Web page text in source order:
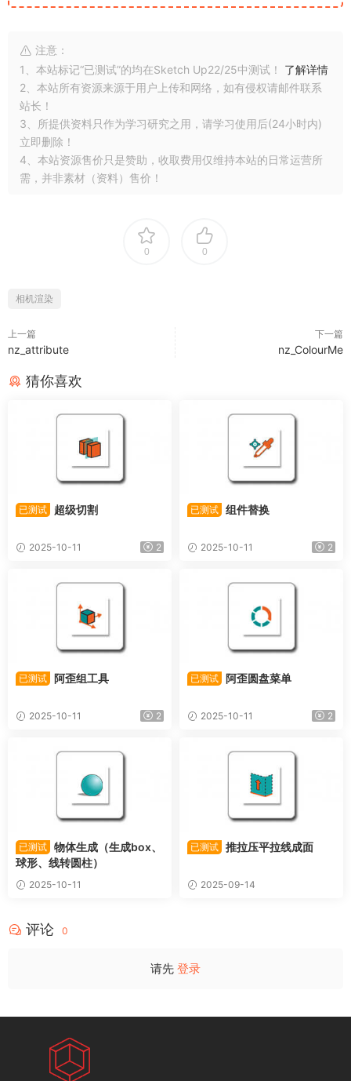
注意：
1、本站标记“已测试”的均在Sketch Up22/25中测试！ 了解详情
2、本站所有资源来源于用户上传和网络，如有侵权请邮件联系
站长！
3、所提供资料只作为学习研究之用，请学习使用后(24小时内)
立即删除！
4、本站资源售价只是赞助，收取费用仅维持本站的日常运营所
需，并非素材（资料）售价！
0 0
相机渲染
上一篇
nz_attribute
下一篇
nz_ColourMe
猜你喜欢
已测试 超级切割
2025-10-11 2
已测试 组件替换
2025-10-11 2
已测试 阿歪组工具
2025-10-11 2
已测试 阿歪圆盘菜单
2025-10-11 2
已测试 物体生成（生成box、
球形、线转圆柱）
2025-10-11
已测试 推拉压平拉线成面
2025-09-14
评论 0
请先 登录